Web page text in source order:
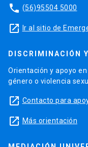
phone (56)95504 5000
launch Ir al sitio de
DISCRIMINACIÓN
Orientación y apoyo
género o violencia
launch Contacto para
launch Más orientación